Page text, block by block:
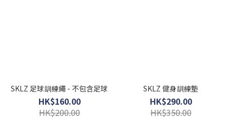
SKLZ 足球訓練繩 - 不包含足球
HK$160.00
HK$200.00
SKLZ 健身訓練墊
HK$290.00
HK$350.00